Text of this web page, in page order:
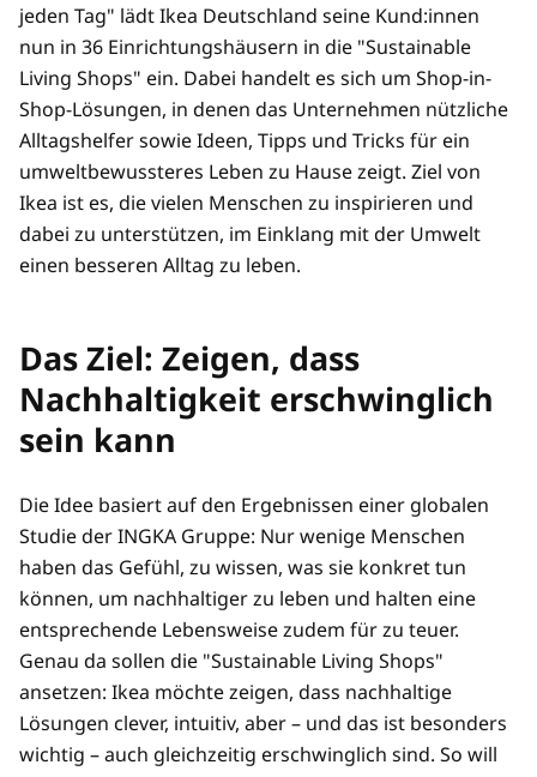
jeden Tag" lädt Ikea Deutschland seine Kund:innen
nun in 36 Einrichtungshäusern in die "Sustainable
Living Shops" ein. Dabei handelt es sich um Shop-in-
Shop-Lösungen, in denen das Unternehmen nützliche
Alltagshelfer sowie Ideen, Tipps und Tricks für ein
umweltbewussteres Leben zu Hause zeigt. Ziel von
Ikea ist es, die vielen Menschen zu inspirieren und
dabei zu unterstützen, im Einklang mit der Umwelt
einen besseren Alltag zu leben.
Das Ziel: Zeigen, dass
Nachhaltigkeit erschwinglich
sein kann
Die Idee basiert auf den Ergebnissen einer globalen
Studie der INGKA Gruppe: Nur wenige Menschen
haben das Gefühl, zu wissen, was sie konkret tun
können, um nachhaltiger zu leben und halten eine
entsprechende Lebensweise zudem für zu teuer.
Genau da sollen die "Sustainable Living Shops"
ansetzen: Ikea möchte zeigen, dass nachhaltige
Lösungen clever, intuitiv, aber – und das ist besonders
wichtig – auch gleichzeitig erschwinglich sind. So will